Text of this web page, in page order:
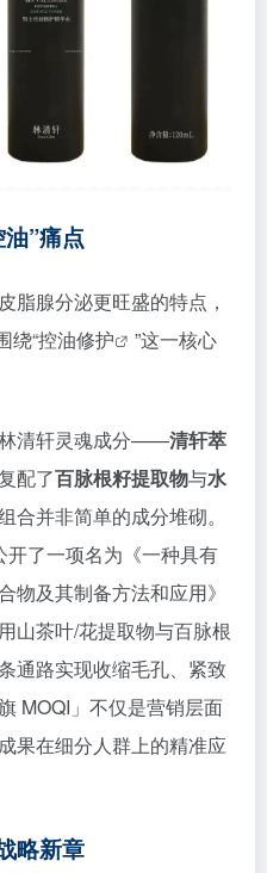
”痛点
脂腺分泌更旺盛的特点，
绕“控油修护
”这一核心
清轩灵魂成分——清轩萃
配了百脉根籽提取物与水
合并非简单的成分堆砌。
了一项名为《一种具有
物及其制备方法和应用》
山茶叶/花提取物与百脉根
通路实现收缩毛孔、紧致
MOQI」不仅是营销层面
果在细分人群上的精准应
略新章